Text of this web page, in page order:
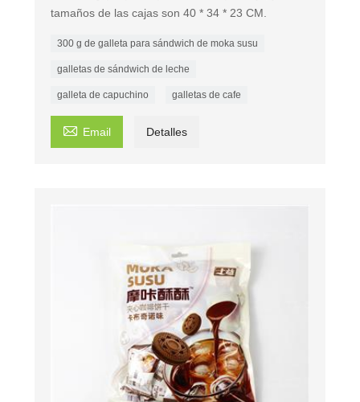
tamaños de las cajas son 40 * 34 * 23 CM.
300 g de galleta para sándwich de moka susu
galletas de sándwich de leche
galleta de capuchino galletas de cafe
 Email Detalles